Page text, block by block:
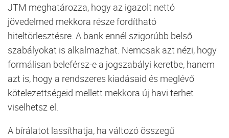
JTM meghatározza, hogy az igazolt nettó
jövedelmed mekkora része fordítható
hiteltörlesztésre. A bank ennél szigorúbb belső
szabályokat is alkalmazhat. Nemcsak azt nézi, hogy
formálisan beleférsz-e a jogszabályi keretbe, hanem
azt is, hogy a rendszeres kiadásaid és meglévő
kötelezettségeid mellett mekkora új havi terhet
viselhetsz el.
A bírálatot lassíthatja, ha változó összegű